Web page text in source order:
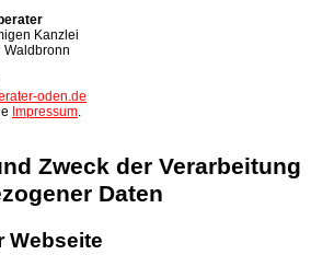
Kanzlei
Waldbronn
oden.de
Impressum
Zweck der Verarbeitung
Daten
Webseite